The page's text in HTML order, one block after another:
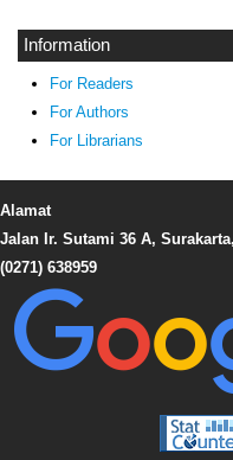
Information
For Readers
For Authors
For Librarians
Alamat
Jalan Ir. Sutami 36 A,
(0271) 638959